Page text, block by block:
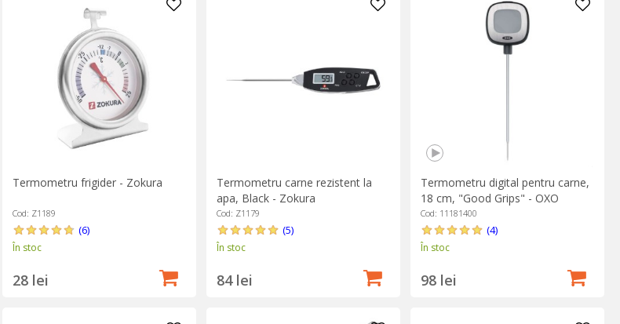
Termometru frigider - Zokura
Cod: Z1189
(6)
În stoc
28 lei
Termometru carne rezistent la
apa, Black - Zokura
Cod: Z1179
(5)
În stoc
84 lei
Termometru digital pentru carne,
18 cm, "Good Grips" - OXO
Cod: 11181400
(4)
În stoc
98 lei